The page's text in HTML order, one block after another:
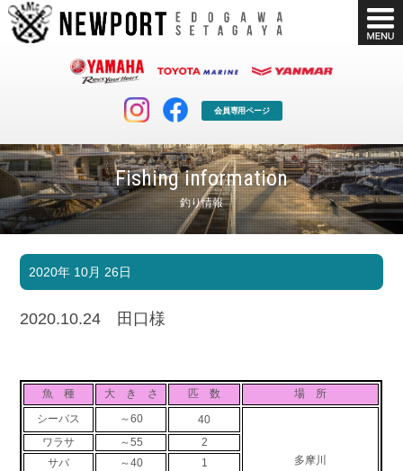
会員専用ページ
Fishing information
釣り情報
マリンクラブ
マリンライフを堪能したい！
ボート販売
ボート免許
長年の実績と信頼！
Shop Info. Blog
お問い合わせ
2020年 10月 26日
2020.10.24 田口様
魚 種 大 き さ 匹 数
場 所
シーバス
～60 40
多摩川
ワラサ ～55
2
サバ
～40
1